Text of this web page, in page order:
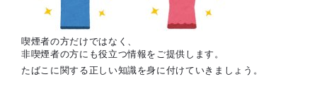
喫煙者の方だけではなく、
非喫煙者の方にも役立つ情報をご提供します。
たばこに関する正しい知識を身に付けていきましょう。